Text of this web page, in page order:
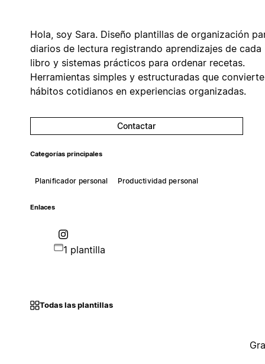
Hola, soy Sara. Diseño plantillas de organización
diarios de lectura registrando aprendizajes de cada
libro y sistemas prácticos para ordenar recetas.
Herramientas simples y estructuradas que
hábitos cotidianos en experiencias organizadas.
Contactar
Categorías principales
Planificador personal Productividad personal
Enlaces
1 plantilla
Todas las plantillas